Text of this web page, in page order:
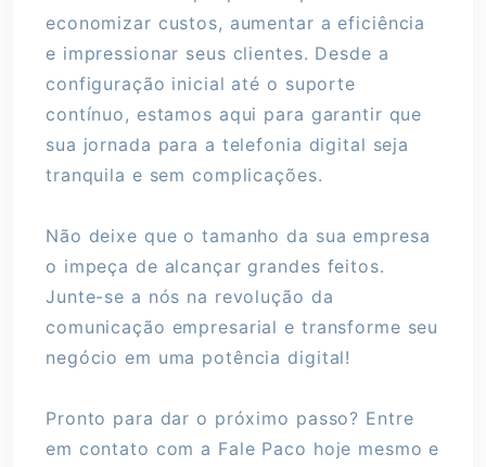
economizar custos, aumentar a eficiência
e impressionar seus clientes. Desde a
configuração inicial até o suporte
contínuo, estamos aqui para garantir que
sua jornada para a telefonia digital seja
tranquila e sem complicações.
Não deixe que o tamanho da sua empresa
o impeça de alcançar grandes feitos.
Junte-se a nós na revolução da
comunicação empresarial e transforme seu
negócio em uma potência digital!
Pronto para dar o próximo passo? Entre
em contato com a Fale Paco hoje mesmo e